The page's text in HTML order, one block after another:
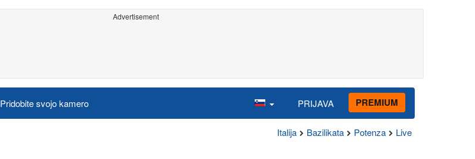
Advertisement
Pridobite svojo kamero PRIJAVA PREMIUM
Italija Bazilikata Potenza Live